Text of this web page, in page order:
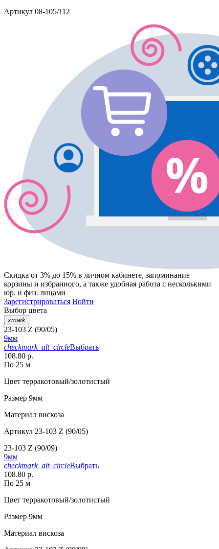
Артикул 08-105/112
Скидка от 3% до 15% в личном кабинете, запоминание
корзины и избранного, а также удобная работа с несколькими
юр. и физ. лицами
Зарегистрироваться Войти
Выбор цвета
xmark
23-103 Z (90/05)
9мм
checkmark_alt_circleВыбрать
108.80 р.
По 25 м
Цвет терракотовый/золотистый
Размер 9мм
Материал вискоза
Артикул 23-103 Z (90/05)
23-103 Z (90/09)
9мм
checkmark_alt_circleВыбрать
108.80 р.
По 25 м
Цвет терракотовый/золотистый
Размер 9мм
Материал вискоза